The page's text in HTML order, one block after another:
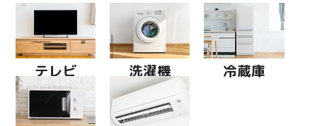
テレビ 洗濯機 冷蔵庫